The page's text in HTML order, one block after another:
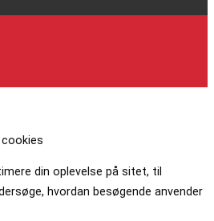
cookies
din oplevelse på sitet, til
hvordan besøgende anvender